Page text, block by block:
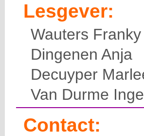
Lesgever:
Wauters Franky
Dingenen Anja
Decuyper
Van Durme Inge
Contact: